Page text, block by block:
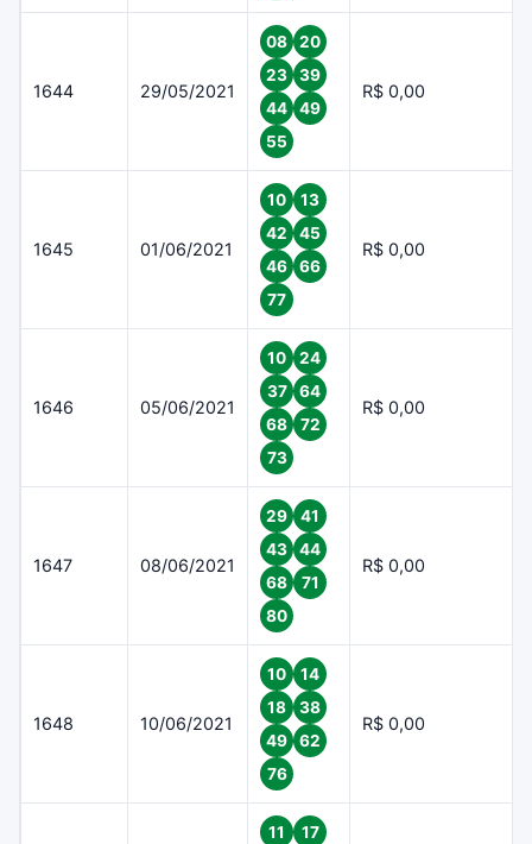
1644 29/05/2021
08
20
23
39
44
49
55
R$ 0,00
1645 01/06/2021
10
13
42
45
46
66
77
R$ 0,00
1646 05/06/2021
10
24
37
64
68
72
73
R$ 0,00
1647 08/06/2021
29
41
43
44
68
71
80
R$ 0,00
1648 10/06/2021
10
14
18
38
49
62
76
R$ 0,00
11
17